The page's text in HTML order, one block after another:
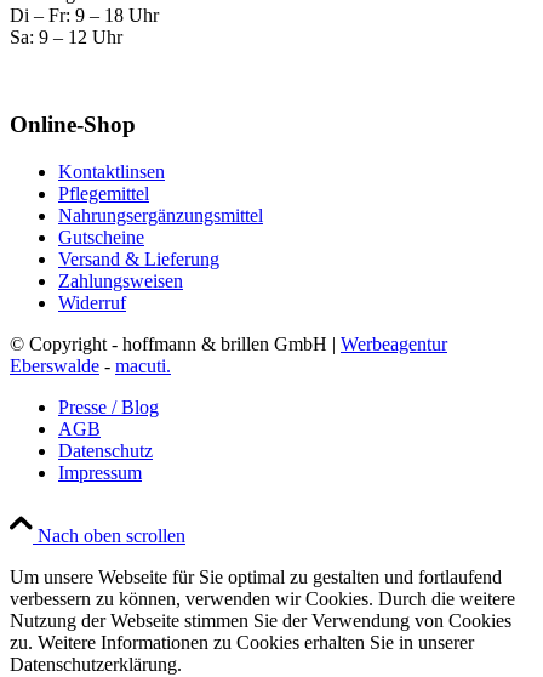
Di – Fr: 9 – 18 Uhr
Sa: 9 – 12 Uhr
Online-Shop
Kontaktlinsen
Pflegemittel
Nahrungsergänzungsmittel
Gutscheine
Versand & Lieferung
Zahlungsweisen
Widerruf
© Copyright - hoffmann & brillen GmbH | Werbeagentur
Eberswalde - macuti.
Presse / Blog
AGB
Datenschutz
Impressum
Nach oben scrollen
Um unsere Webseite für Sie optimal zu gestalten und fortlaufend
verbessern zu können, verwenden wir Cookies. Durch die weitere
Nutzung der Webseite stimmen Sie der Verwendung von Cookies
zu. Weitere Informationen zu Cookies erhalten Sie in unserer
Datenschutzerklärung.